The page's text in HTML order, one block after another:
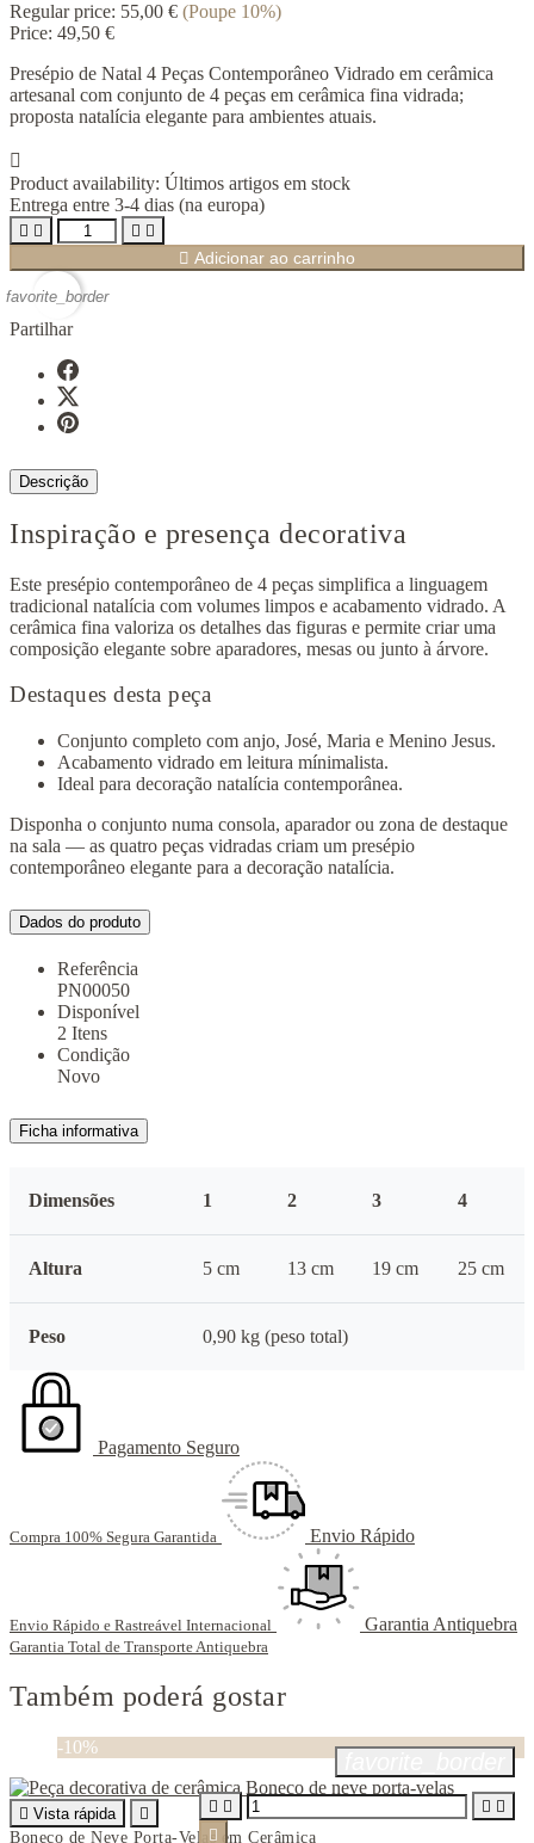
Regular price: 55,00 € (Poupe 10%)
Price: 49,50 €
Presépio de Natal 4 Peças Contemporâneo Vidrado em cerâmica
artesanal com conjunto de 4 peças em cerâmica fina vidrada;
proposta natalícia elegante para ambientes atuais.

Product availability: Últimos artigos em stock
Entrega entre 3-4 dias (na europa)
   
 Adicionar ao carrinho
favorite_border
Partilhar
Descrição
Inspiração e presença decorativa
Este presépio contemporâneo de 4 peças simplifica a linguagem
tradicional natalícia com volumes limpos e acabamento vidrado. A
cerâmica fina valoriza os detalhes das figuras e permite criar uma
composição elegante sobre aparadores, mesas ou junto à árvore.
Destaques desta peça
Conjunto completo com anjo, José, Maria e Menino Jesus.
Acabamento vidrado em leitura mínimalista.
Ideal para decoração natalícia contemporânea.
Disponha o conjunto numa consola, aparador ou zona de destaque
na sala — as quatro peças vidradas criam um presépio
contemporâneo elegante para a decoração natalícia.
Dados do produto
Referência
PN00050
Disponível
2 Itens
Condição
Novo
Ficha informativa
Dimensões 1 2 3 4
Altura 5 cm 13 cm 19 cm 25 cm
Peso 0,90 kg (peso total)
Pagamento Seguro
Compra 100% Segura Garantida Envio Rápido
Envio Rápido e Rastreável Internacional Garantia Antiquebra
Garantia Total de Transporte Antiquebra
Também poderá gostar
-10%
 Vista rápida

Boneco de Neve Porta-Velas em Cerâmica
   
